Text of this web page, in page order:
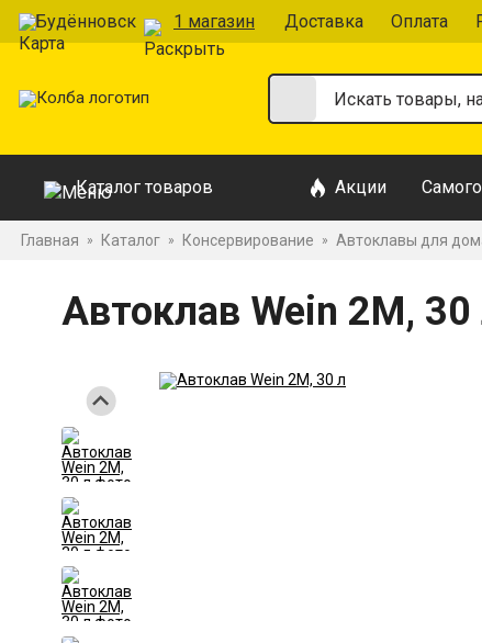
Будённовск 1 магазин Доставка Оплата
Каталог товаров Акции
Главная » Каталог » Консервирование » Автоклавы для
Автоклав Wein 2M, 30